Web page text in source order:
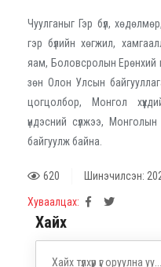
Чуулганыг Гэр бүл,
гэр бүлийн хөгжил,
яам, Боловсролын Ерөнхий
зөн Олон Улсын
цогцолбор, Монгол
үндэсний сүлжээ,
байгуулж байна.
620 Шинэчилсэн:
Хуваалцах:
Хайх